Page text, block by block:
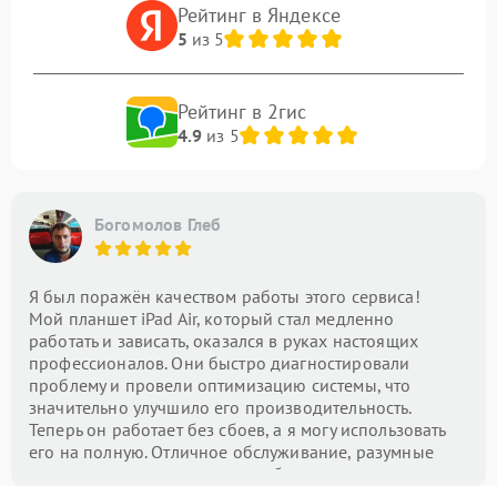
Рейтинг в Яндексе
5 из 5
Рейтинг в 2гис
4.9из 5
Богомолов Глеб
Я был поражён качеством работы этого сервиса!
Мой планшет iPad Air, который стал медленно
работать и зависать, оказался в руках настоящих
профессионалов. Они быстро диагностировали
проблему и провели оптимизацию системы, что
значительно улучшило его производительность.
Теперь он работает без сбоев, а я могу использовать
его на полную. Отличное обслуживание, разумные
цены и внимание к деталям — буду рекомендовать